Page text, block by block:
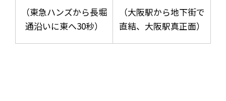
（東急ハンズから長堀
通沿いに東へ30秒）
（大阪駅から地下街で
直結、大阪駅真正面）